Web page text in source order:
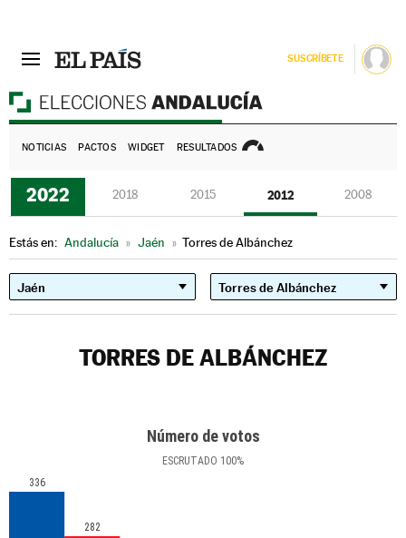
SUSCRÍBETE
NOTICIAS PACTOS WIDGET RESULTADOS
2022 2018 2015 2012 2008
Estás en: Andalucía » Jaén » Torres de Albánchez
TORRES DE ALBÁNCHEZ
Número de votos
ESCRUTADO 100%
336
282